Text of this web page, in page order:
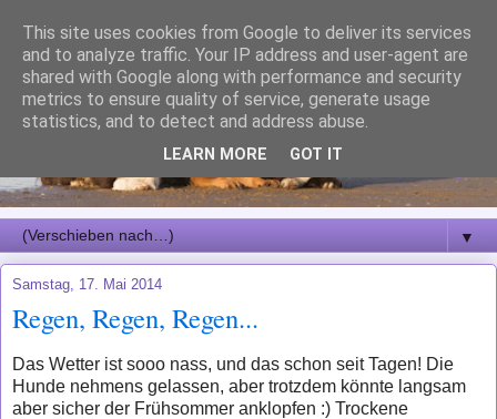
▼
Samstag, 17. Mai 2014
Regen, Regen, Regen...
Das Wetter ist sooo nass, und das schon seit Tagen! Die
Hunde nehmens gelassen, aber trotzdem könnte langsam
aber sicher der Frühsommer anklopfen :) Trockene
This site uses cookies from Google to deliver its services
and to analyze traffic. Your IP address and user-agent are
shared with Google along with performance and security
metrics to ensure quality of service, generate usage
statistics, and to detect and address abuse.
LEARN MORE GOT IT